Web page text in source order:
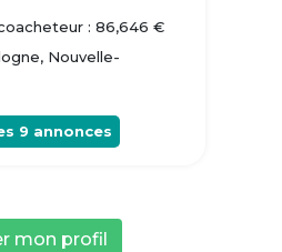
: 86,646 €
Nouvelle-
9 annonces
mon profil